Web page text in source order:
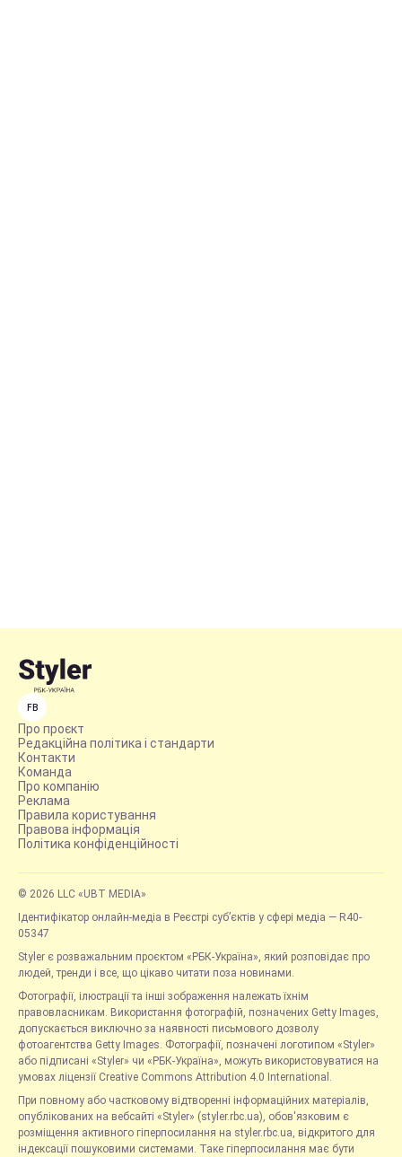
FB
Про проєкт
Редакційна політика і стандарти
Контакти
Команда
Про компанію
Реклама
Правила користування
Правова інформація
Політика конфіденційності
© 2026 LLC «UBT MEDIA»
Ідентифікатор онлайн-медіа в Реєстрі суб’єктів у сфері медіа — R40-
05347
Styler є розважальним проєктом «РБК-Україна», який розповідає про
людей, тренди і все, що цікаво читати поза новинами.
Фотографії, ілюстрації та інші зображення належать їхнім
правовласникам. Використання фотографій, позначених Getty Images,
допускається виключно за наявності письмового дозволу
фотоагентства Getty Images. Фотографії, позначені логотипом «Styler»
або підписані «Styler» чи «РБК-Україна», можуть використовуватися на
умовах ліцензії Creative Commons Attribution 4.0 International.
При повному або частковому відтворенні інформаційних матеріалів,
опублікованих на вебсайті «Styler» (styler.rbc.ua), обов'язковим є
розміщення активного гіперпосилання на styler.rbc.ua, відкритого для
індексації пошуковими системами. Таке гіперпосилання має бути